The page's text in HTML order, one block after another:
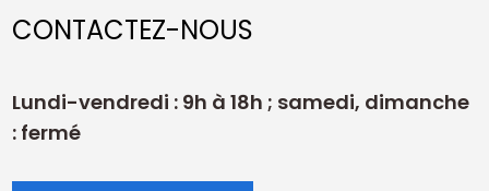
CONTACTEZ-NOUS
Lundi-vendredi : 9h à 18h ; samedi, dimanche
: fermé